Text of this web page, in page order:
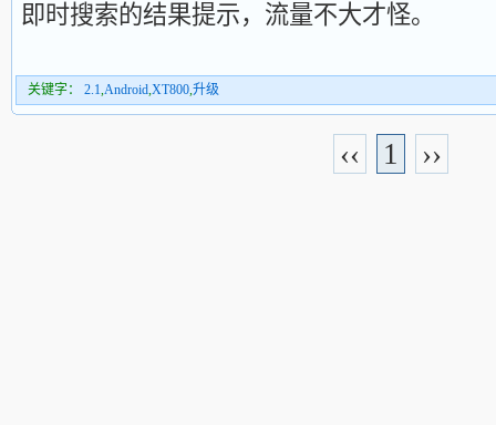
即时搜索的结果提示，流量不大才怪。
关键字： 2.1,Android,XT800,升级
‹‹ 1 ››